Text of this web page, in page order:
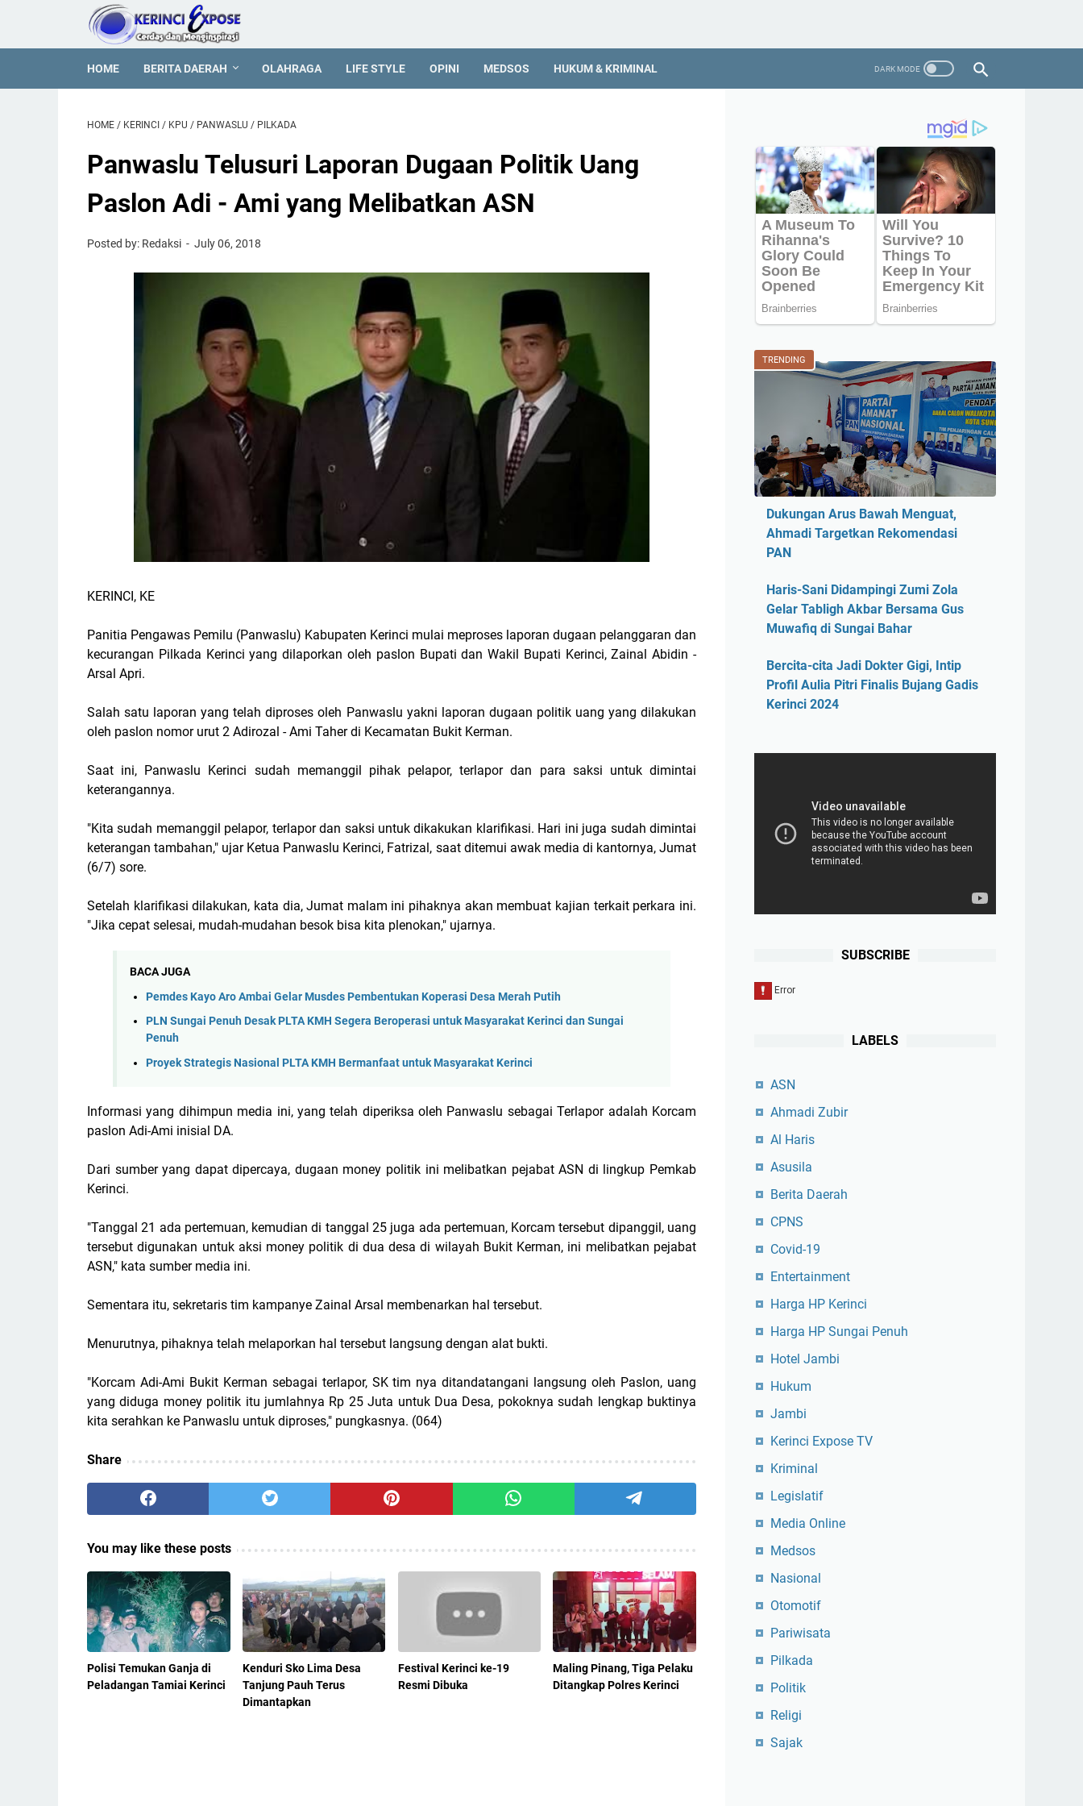
HOME BERITA DAERAH OLAHRAGA LIFE STYLE OPINI MEDSOS HUKUM & KRIMINAL
HOME / KERINCI / KPU / PANWASLU / PILKADA
Panwaslu Telusuri Laporan Dugaan Politik Uang
Paslon Adi - Ami yang Melibatkan ASN
Posted by: Redaksi July 06, 2018
KERINCI, KE
Panitia Pengawas Pemilu (Panwaslu) Kabupaten Kerinci mulai meproses laporan dugaan pelanggaran dan
kecurangan Pilkada Kerinci yang dilaporkan oleh paslon Bupati dan Wakil Bupati Kerinci, Zainal Abidin -
Arsal Apri.
Salah satu laporan yang telah diproses oleh Panwaslu yakni laporan dugaan politik uang yang dilakukan
oleh paslon nomor urut 2 Adirozal - Ami Taher di Kecamatan Bukit Kerman.
Saat ini, Panwaslu Kerinci sudah memanggil pihak pelapor, terlapor dan para saksi untuk dimintai
keterangannya.
"Kita sudah memanggil pelapor, terlapor dan saksi untuk dikakukan klarifikasi. Hari ini juga sudah dimintai
keterangan tambahan," ujar Ketua Panwaslu Kerinci, Fatrizal, saat ditemui awak media di kantornya, Jumat
(6/7) sore.
Setelah klarifikasi dilakukan, kata dia, Jumat malam ini pihaknya akan membuat kajian terkait perkara ini.
"Jika cepat selesai, mudah-mudahan besok bisa kita plenokan," ujarnya.
BACA JUGA
Pemdes Kayo Aro Ambai Gelar Musdes Pembentukan Koperasi Desa Merah Putih
PLN Sungai Penuh Desak PLTA KMH Segera Beroperasi untuk Masyarakat Kerinci dan Sungai
Penuh
Proyek Strategis Nasional PLTA KMH Bermanfaat untuk Masyarakat Kerinci
Informasi yang dihimpun media ini, yang telah diperiksa oleh Panwaslu sebagai Terlapor adalah Korcam
paslon Adi-Ami inisial DA.
Dari sumber yang dapat dipercaya, dugaan money politik ini melibatkan pejabat ASN di lingkup Pemkab
Kerinci.
"Tanggal 21 ada pertemuan, kemudian di tanggal 25 juga ada pertemuan, Korcam tersebut dipanggil, uang
tersebut digunakan untuk aksi money politik di dua desa di wilayah Bukit Kerman, ini melibatkan pejabat
ASN," kata sumber media ini.
Sementara itu, sekretaris tim kampanye Zainal Arsal membenarkan hal tersebut.
Menurutnya, pihaknya telah melaporkan hal tersebut langsung dengan alat bukti.
"Korcam Adi-Ami Bukit Kerman sebagai terlapor, SK tim nya ditandatangani langsung oleh Paslon, uang
yang diduga money politik itu jumlahnya Rp 25 Juta untuk Dua Desa, pokoknya sudah lengkap buktinya
kita serahkan ke Panwaslu untuk diproses," pungkasnya. (064)
Share
You may like these posts
Polisi Temukan Ganja di
Peladangan Tamiai Kerinci
Kenduri Sko Lima Desa
Tanjung Pauh Terus
Dimantapkan
Festival Kerinci ke-19
Resmi Dibuka
Maling Pinang, Tiga Pelaku
Ditangkap Polres Kerinci
TRENDING
Dukungan Arus Bawah Menguat,
Ahmadi Targetkan Rekomendasi
PAN
Haris-Sani Didampingi Zumi Zola
Gelar Tabligh Akbar Bersama Gus
Muwafiq di Sungai Bahar
Bercita-cita Jadi Dokter Gigi, Intip
Profil Aulia Pitri Finalis Bujang Gadis
Kerinci 2024
SUBSCRIBE
LABELS
ASN
Ahmadi Zubir
Al Haris
Asusila
Berita Daerah
CPNS
Covid-19
Entertainment
Harga HP Kerinci
Harga HP Sungai Penuh
Hotel Jambi
Hukum
Jambi
Kerinci Expose TV
Kriminal
Legislatif
Media Online
Medsos
Nasional
Otomotif
Pariwisata
Pilkada
Politik
Religi
Sajak